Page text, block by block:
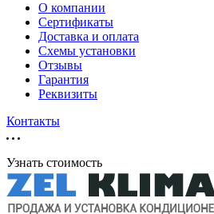
О компании
Сертификаты
Доставка и оплата
Схемы установки
Отзывы
Гарантия
Реквизиты
Контакты
Узнать стоимость